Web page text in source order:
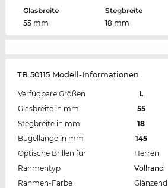
Glasbreite
55 mm
Stegbreite
18 mm
TB 50115 Modell-Informationen
Verfügbare Größen
L
Glasbreite in mm
55
Stegbreite in mm
18
Bügellänge in mm
145
Optische Brillen für
Herren
Rahmentyp
Vollrand
Rahmen-Farbe